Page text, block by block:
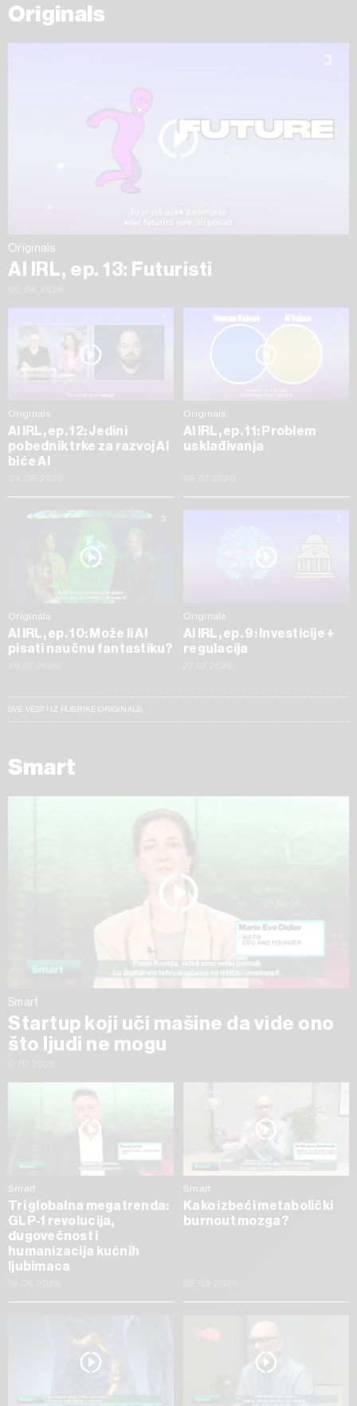
Originals
Originals
AI IRL, ep. 13: Futuristi
Originals
AI IRL, ep. 12: Jedini
pobednik trke za razvoj AI
biće AI
Originals
AI IRL, ep. 11: Problem
usklađivanja
Originals
AI IRL, ep. 10: Može li AI
pisati naučnu fantastiku?
Originals
AI IRL, ep. 9: Investicije +
regulacija
SVE VESTI IZ RUBRIKE ORIGINALS
Smart
Smart
Startup koji uči mašine da vide ono
što ljudi ne mogu
Smart
Tri globalna megatrenda:
GLP-1 revolucija,
dugovečnost i
humanizacija kućnih
ljubimaca
Smart
Kako izbeći metabolički
burnout mozga?